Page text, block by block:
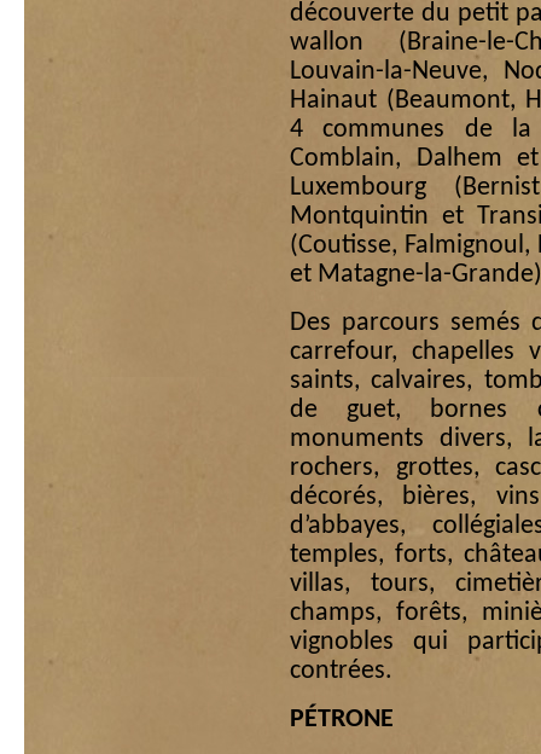
découverte du petit
wallon (Braine-le-
Louvain-la-Neuve,
Hainaut (Beaumont,
4 communes de la
Comblain, Dalhem
Luxembourg
Montquintin et
(Coutisse,
et Matagne-la-
Des parcours
carrefour, chapelles
saints, calvaires,
de guet, bornes
monuments divers,
rochers, grottes,
décorés, bières,
d’abbayes,
temples, forts,
villas, tours,
champs, forêts,
vignobles qui
contrées.
PÉTRONE